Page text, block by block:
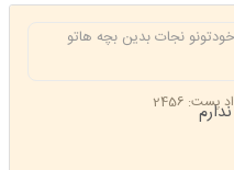
پست: 2456
نجات بدین بچه هاتو